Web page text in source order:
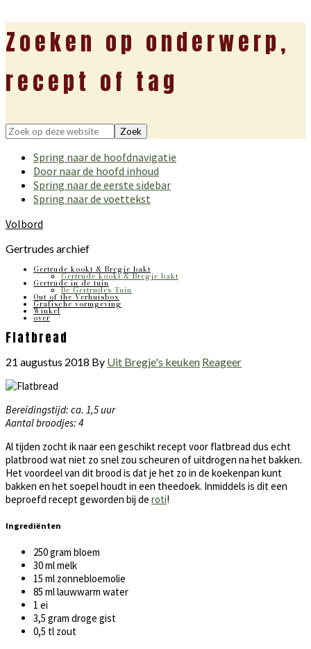
Zoeken op onderwerp,
recept of tag
Zoek
deze
website
Spring naar de hoofdnavigatie
Door naar de hoofd inhoud
Spring naar de eerste sidebar
Spring naar de voettekst
Volbord
Gertrudes archief
Gertrude kookt & Bregje bakt
Gertrude kookt & Bregje bakt
Gertrude in de tuin
De Gertrudes Tuin
Out of the Verhuisbox
Grafische vormgeving
Winkel
over
Flatbread
21 augustus 2018 By Uit Bregje's keuken Reageer
Bereidingstijd: ca. 1,5 uur
Aantal broodjes: 4
Al tijden zocht ik naar een geschikt recept voor flatbread dus echt
platbrood wat niet zo snel zou scheuren of uitdrogen na het bakken.
Het voordeel van dit brood is dat je het zo in de koekenpan kunt
bakken en het soepel houdt in een theedoek. Inmiddels is dit een
beproefd recept geworden bij de roti!
Ingrediënten
250 gram bloem
30 ml melk
15 ml zonnebloemolie
85 ml lauwwarm water
1 ei
3,5 gram droge gist
0,5 tl zout